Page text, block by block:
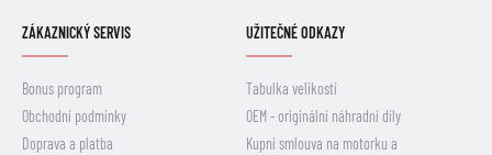
ZÁKAZNICKÝ SERVIS
Bonus program
Obchodní podmínky
Doprava a platba
UŽITEČNÉ ODKAZY
Tabulka velikostí
OEM - originální náhradní díly
Kupní smlouva na motorku a